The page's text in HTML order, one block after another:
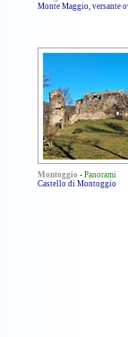
Monte Maggio, versante
Montoggio - Panorami
Castello di Montoggio